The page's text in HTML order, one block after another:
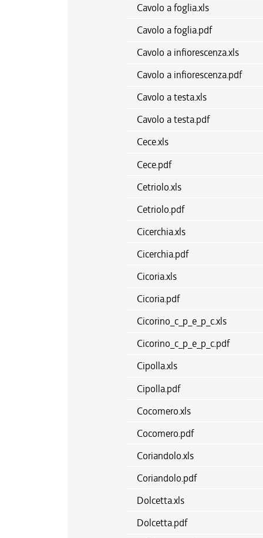
Cavolo a foglia.xls
Cavolo a foglia.pdf
Cavolo a infiorescenza.xls
Cavolo a infiorescenza.pdf
Cavolo a testa.xls
Cavolo a testa.pdf
Cece.xls
Cece.pdf
Cetriolo.xls
Cetriolo.pdf
Cicerchia.xls
Cicerchia.pdf
Cicoria.xls
Cicoria.pdf
Cicorino_c_p_e_p_c.xls
Cicorino_c_p_e_p_c.pdf
Cipolla.xls
Cipolla.pdf
Cocomero.xls
Cocomero.pdf
Coriandolo.xls
Coriandolo.pdf
Dolcetta.xls
Dolcetta.pdf